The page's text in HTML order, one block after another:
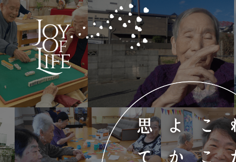
コ
ン
テ
ン
ツ
へ
キ
ッ
ナ
ビ
ゲ
ー
シ
ョ
に
移